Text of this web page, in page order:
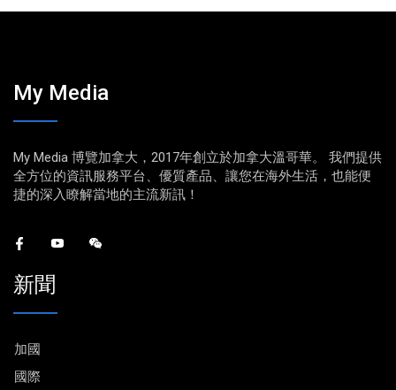
My Media
My Media 博覽加拿大，2017年創立於加拿大溫哥華。 我們提供
全方位的資訊服務平台、優質產品、讓您在海外生活，也能便
捷的深入瞭解當地的主流新訊！
新聞
加國
國際